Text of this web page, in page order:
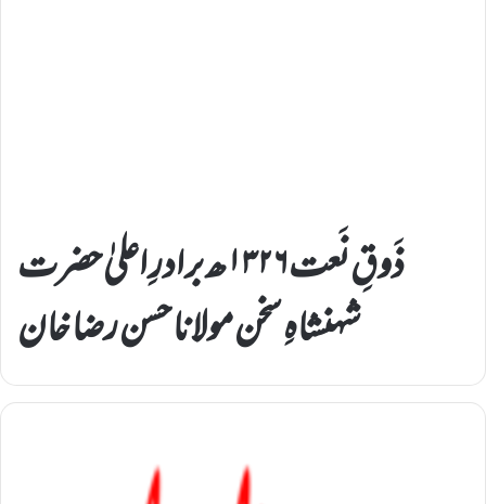
ذَوقِ نَعت ۱۳۲۶ھ برادرِ اعلیٰ حضرت
شہنشاہِ سخن مولانا حسن رضا خان